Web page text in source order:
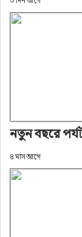
নতুন বছরে
৪ মাস আগে